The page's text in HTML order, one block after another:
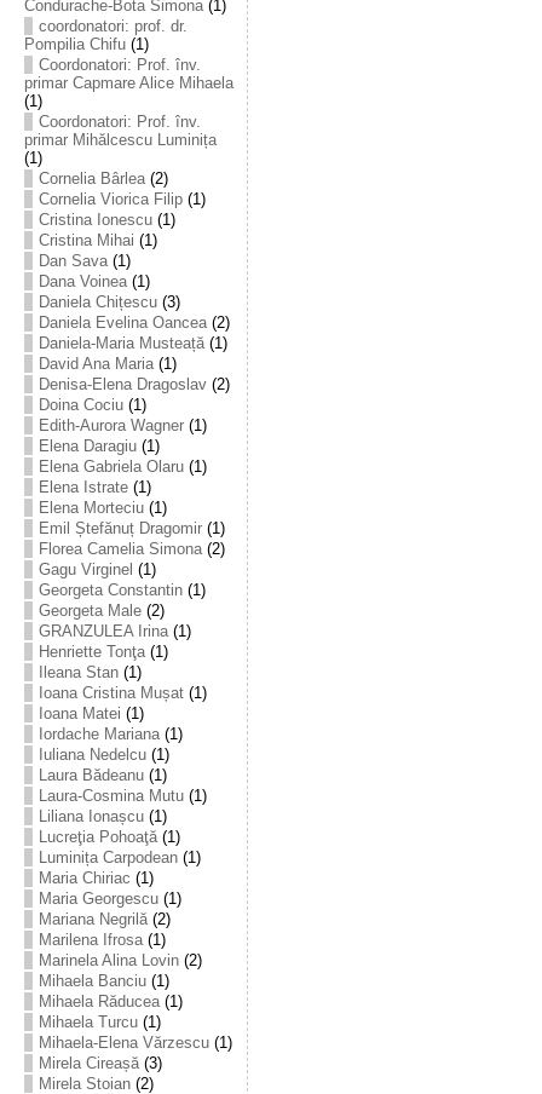
Condurache-Bota Simona(1)
coordonatori: prof. dr.
Pompilia Chifu(1)
Coordonatori: Prof. înv.
primar Capmare Alice Mihaela
(1)
Coordonatori: Prof. înv.
primar Mihălcescu Luminița
(1)
Cornelia Bârlea(2)
Cornelia Viorica Filip(1)
Cristina Ionescu(1)
Cristina Mihai (1)
Dan Sava(1)
Dana Voinea(1)
Daniela Chițescu(3)
Daniela Evelina Oancea(2)
Daniela-Maria Musteață(1)
David Ana Maria(1)
Denisa-Elena Dragoslav(2)
Doina Cociu(1)
Edith-Aurora Wagner(1)
Elena Daragiu(1)
Elena Gabriela Olaru(1)
Elena Istrate(1)
Elena Morteciu(1)
Emil Ștefănuț Dragomir(1)
Florea Camelia Simona(2)
Gagu Virginel (1)
Georgeta Constantin(1)
Georgeta Male(2)
GRANZULEA Irina(1)
Henriette Tonţa(1)
Ileana Stan(1)
Ioana Cristina Mușat(1)
Ioana Matei (1)
Iordache Mariana(1)
Iuliana Nedelcu(1)
Laura Bădeanu(1)
Laura-Cosmina Mutu(1)
Liliana Ionașcu(1)
Lucreţia Pohoaţă(1)
Luminița Carpodean(1)
Maria Chiriac (1)
Maria Georgescu(1)
Mariana Negrilă(2)
Marilena Ifrosa(1)
Marinela Alina Lovin(2)
Mihaela Banciu(1)
Mihaela Răducea(1)
Mihaela Turcu(1)
Mihaela-Elena Vărzescu(1)
Mirela Cireașă(3)
Mirela Stoian(2)